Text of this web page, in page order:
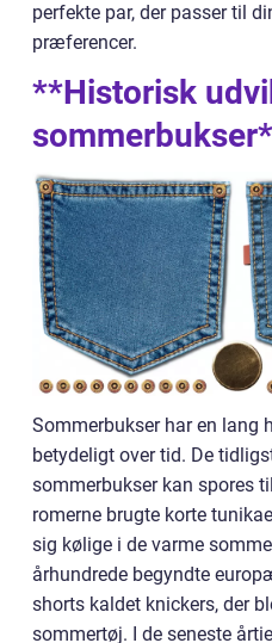
perfekte par, der passer til
præferencer.
**Historisk
Sommerbukser har en lang
betydeligt over tid. De
sommerbukser kan spores
romerne brugte korte
sig kølige i de varme
århundrede begyndte
shorts kaldet knickers, der
sommertøj. I de seneste